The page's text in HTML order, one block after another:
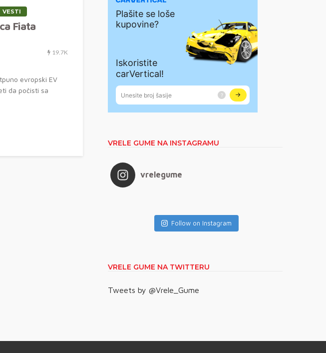
VESTI
Fiata
19.7K
evropski EV
da počisti sa
VRELE GUME NA INSTAGRAMU
vrelegume
Follow on Instagram
VRELE GUME NA TWITTERU
Tweets by @Vrele_Gume